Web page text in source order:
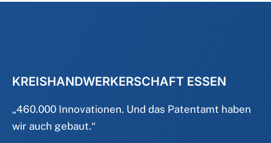
KREISHANDWERKERSCHAFT ESSEN
„460.000 Innovationen. Und das Patentamt haben
wir auch gebaut.“